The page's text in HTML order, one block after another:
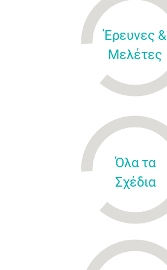
Έρευνες &
Μελέτες
Όλα τα
Σχέδια